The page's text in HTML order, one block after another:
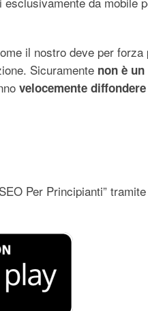
il nostro deve per
Sicuramente non è
velocemente diffondere
Per Principianti”